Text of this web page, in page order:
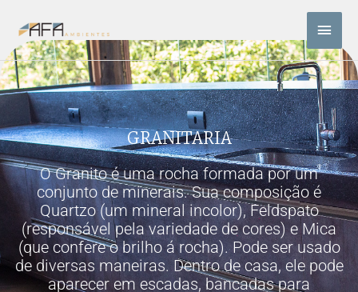
para
conteúdo
GRANITARIA
O Granito é uma rocha formada por um
conjunto de minerais. Sua composição é
Quartzo (um mineral incolor), Feldspato
(responsável pela variedade de cores) e Mica
(que confere o brilho á rocha). Pode ser usado
de diversas maneiras. Dentro de casa, ele pode
aparecer em escadas, bancadas para